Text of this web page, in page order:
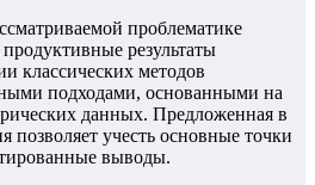
проблематике
результаты
классических методов
подходами, основанными на
данных. Предложенная в
позволяет учесть основные точки
выводы.